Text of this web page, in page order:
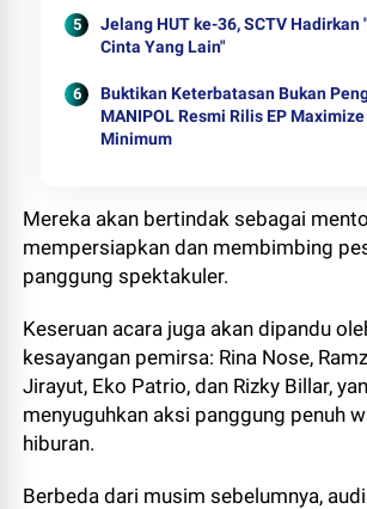
Jelang HUT ke-36, SCTV Hadirkan
Cinta Yang Lain"
Buktikan Keterbatasan Bukan
MANIPOL Resmi Rilis EP
Minimum
Mereka akan bertindak sebagai
mempersiapkan dan membimbing
panggung spektakuler.
Keseruan acara juga akan dipandu
kesayangan pemirsa: Rina Nose,
Jirayut, Eko Patrio, dan Rizky Billar,
menyuguhkan aksi panggung penuh
hiburan.
Berbeda dari musim sebelumnya,